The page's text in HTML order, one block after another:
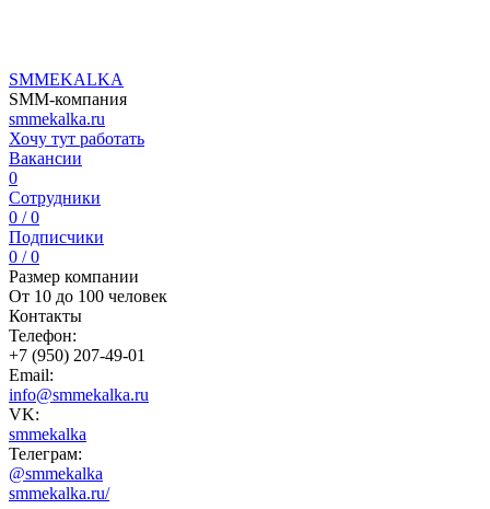
SMMEKALKA
SMM-компания
smmekalka.ru
Хочу тут работать
Вакансии
0
Сотрудники
0 / 0
Подписчики
0 / 0
Размер компании
От 10 до 100 человек
Контакты
Телефон:
+7 (950) 207-49-01
Email:
info@smmekalka.ru
VK:
smmekalka
Телеграм:
@smmekalka
smmekalka.ru/